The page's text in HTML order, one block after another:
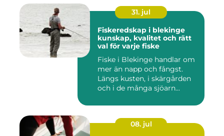
31. jul
Fiskeredskap i blekinge
kunskap, kvalitet och rätt
val för varje fiske
Fiske i Blekinge handlar om
mer än napp och fångst.
Längs kusten, i skärgården
och i de många sjöarn...
08. jul